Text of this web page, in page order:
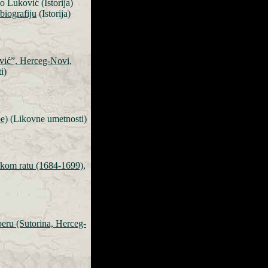
Luković (Istorija)
(Istorija)
Herceg-Novi,
(Likovne umetnosti)
ratu (1684-1699),
(Sutorina, Herceg-